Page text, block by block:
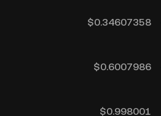
$0.34607358
$0.6007986
$0.998001